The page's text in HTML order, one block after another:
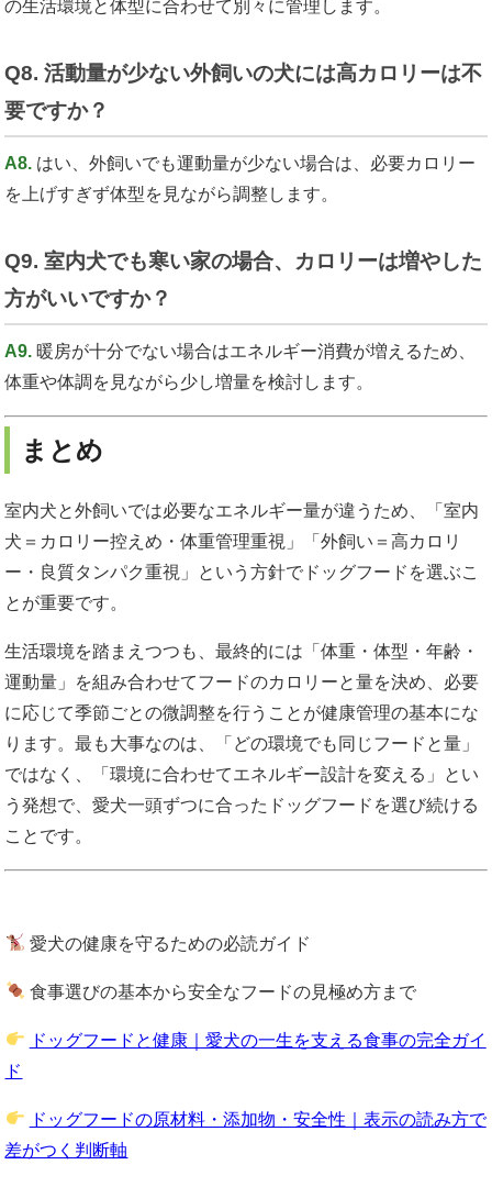
の生活環境と体型に合わせて別々に管理します。
Q8. 活動量が少ない外飼いの犬には高カロリーは不
要ですか？
A8. はい、外飼いでも運動量が少ない場合は、必要カロリー
を上げすぎず体型を見ながら調整します。
Q9. 室内犬でも寒い家の場合、カロリーは増やした
方がいいですか？
A9. 暖房が十分でない場合はエネルギー消費が増えるため、
体重や体調を見ながら少し増量を検討します。
まとめ
室内犬と外飼いでは必要なエネルギー量が違うため、「室内
犬＝カロリー控えめ・体重管理重視」「外飼い＝高カロリ
ー・良質タンパク重視」という方針でドッグフードを選ぶこ
とが重要です。
生活環境を踏まえつつも、最終的には「体重・体型・年齢・
運動量」を組み合わせてフードのカロリーと量を決め、必要
に応じて季節ごとの微調整を行うことが健康管理の基本にな
ります。最も大事なのは、「どの環境でも同じフードと量」
ではなく、「環境に合わせてエネルギー設計を変える」とい
う発想で、愛犬一頭ずつに合ったドッグフードを選び続ける
ことです。
愛犬の健康を守るための必読ガイド
食事選びの基本から安全なフードの見極め方まで
ドッグフードと健康｜愛犬の一生を支える食事の完全ガイ
ド
ドッグフードの原材料・添加物・安全性｜表示の読み方で
差がつく判断軸